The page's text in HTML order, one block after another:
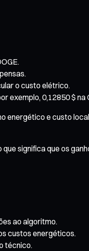
o custo elétrico.
exemplo, 0,12850 $ na
energético e custo
significa que os
ao algoritmo.
custos energéticos.
técnico.